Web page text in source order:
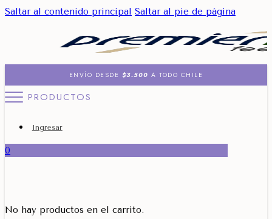
Saltar al contenido principal Saltar al pie de página
ENVÍO DESDE $3.500 A TODO CHILE
PRODUCTOS
Ingresar
0
No hay productos en el carrito.